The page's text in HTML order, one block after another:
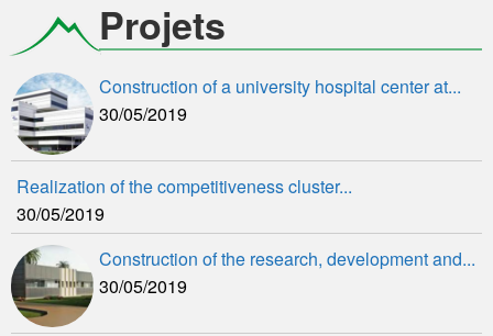
Projets
Construction of a university hospital center at...
30/05/2019
Realization of the competitiveness cluster...
30/05/2019
Construction of the research, development and...
30/05/2019